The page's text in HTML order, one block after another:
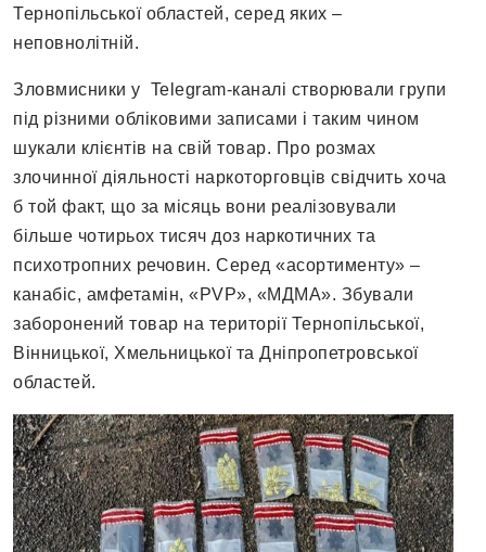
Тернопільської областей, серед яких –
неповнолітній.
Зловмисники у Telegram-каналі створювали групи
під різними обліковими записами і таким чином
шукали клієнтів на свій товар. Про розмах
злочинної діяльності наркоторговців свідчить хоча
б той факт, що за місяць вони реалізовували
більше чотирьох тисяч доз наркотичних та
психотропних речовин. Серед «асортименту» –
канабіс, амфетамін, «PVP», «МДМА». Збували
заборонений товар на території Тернопільської,
Вінницької, Хмельницької та Дніпропетровської
областей.